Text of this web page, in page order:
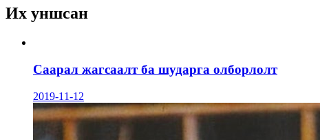
Их уншсан
Саарал жагсаалт ба шударга олборлолт
2019-11-12